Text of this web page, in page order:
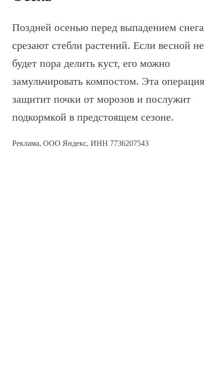
Поздней осенью перед выпадением снега
срезают стебли растений. Если весной не
будет пора делить куст, его можно
замульчировать компостом. Эта операция
защитит почки от морозов и послужит
подкормкой в предстоящем сезоне.
Реклама, ООО Яндекс, ИНН 7736207543